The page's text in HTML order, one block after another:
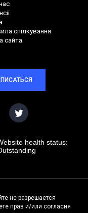
спілкування
сайта
health status:
не разрешается
прав и/или согласия